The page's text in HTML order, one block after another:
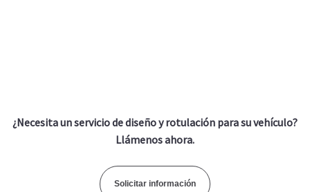
¿Necesita un servicio de diseño y rotulación para su vehículo?
Llámenos ahora.
Solicitar información